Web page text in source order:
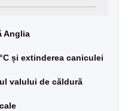
Anglia
și extinderea caniculei
valului de căldură